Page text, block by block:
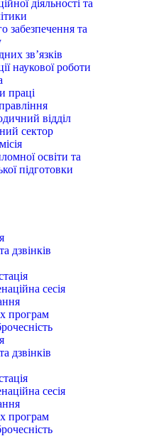
діяльності та
забезпечення та
зв’язків
наукової роботи
праці
відділ
сектор
освіти та
підготовки
дзвінків
сесія
програм
дзвінків
сесія
програм